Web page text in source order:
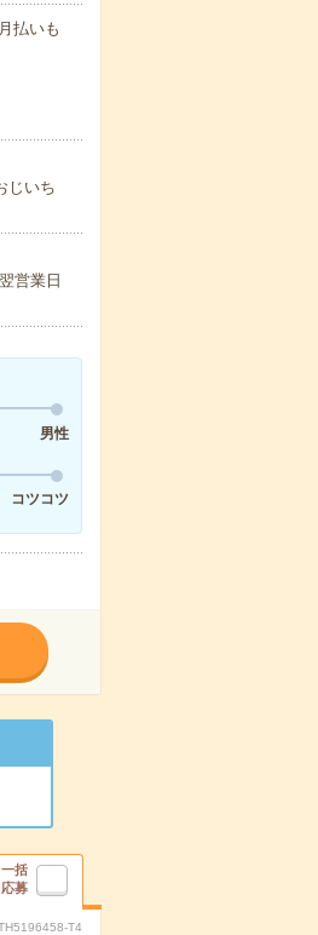
払いも
じいち
営業日
男性
コツコツ
一括
応募
T4